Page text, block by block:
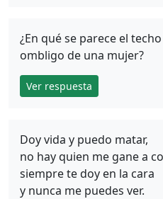
¿En qué se parece el
ombligo de una mujer?
Ver respuesta
Doy vida y puedo matar,
no hay quien me gane a
siempre te doy en la cara
y nunca me puedes ver.